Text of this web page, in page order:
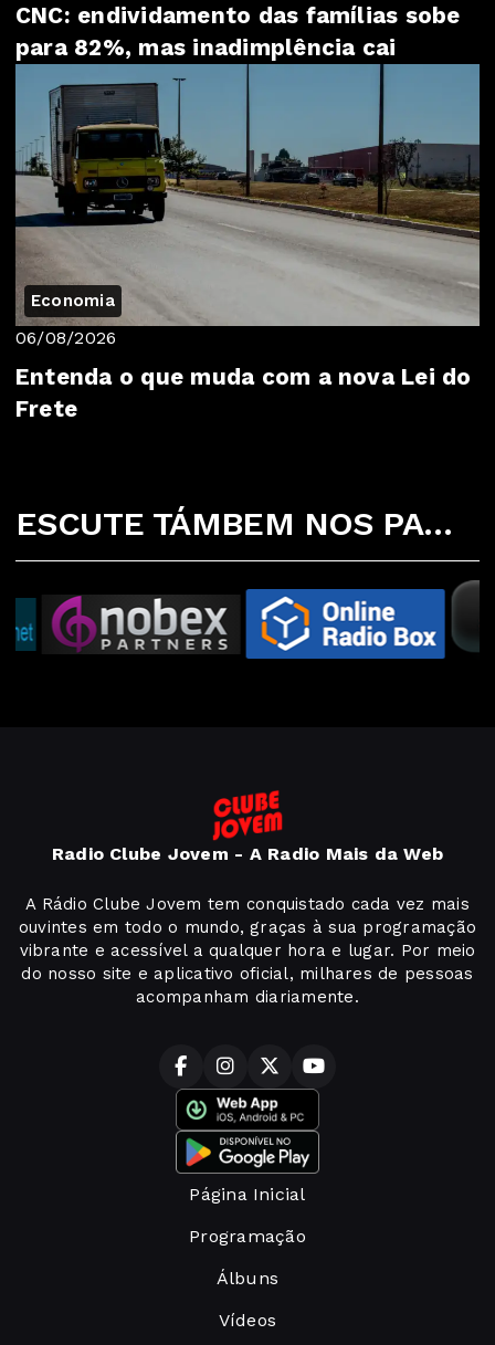
CNC: endividamento das famílias sobe
para 82%, mas inadimplência cai
Economia
06/08/2026
Entenda o que muda com a nova Lei do
Frete
ESCUTE TÁMBEM NOS PARCEIROS ABAIXO
Radio Clube Jovem - A Radio Mais da Web
A Rádio Clube Jovem tem conquistado cada vez mais
ouvintes em todo o mundo, graças à sua programação
vibrante e acessível a qualquer hora e lugar. Por meio
do nosso site e aplicativo oficial, milhares de pessoas
acompanham diariamente.
Página Inicial
Programação
Álbuns
Vídeos